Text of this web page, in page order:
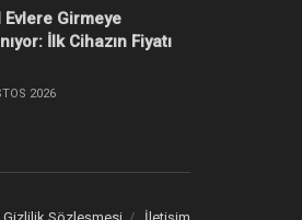
Evlere Girmeye
İlk Cihazın Fiyatı
2026